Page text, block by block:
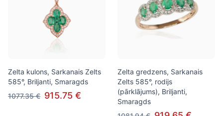
Zelta kulons, Sarkanais Zelts
585°, Briljanti, Smaragds
1077.35 € 915.75 €
Zelta gredzens, Sarkanais
Zelts 585°, rodijs
(pārklājums), Briljanti,
Smaragds